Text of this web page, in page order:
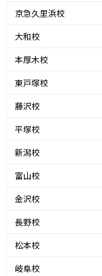
京急久里浜校
大和校
本厚木校
東戸塚校
藤沢校
平塚校
新潟校
富山校
金沢校
長野校
松本校
岐阜校